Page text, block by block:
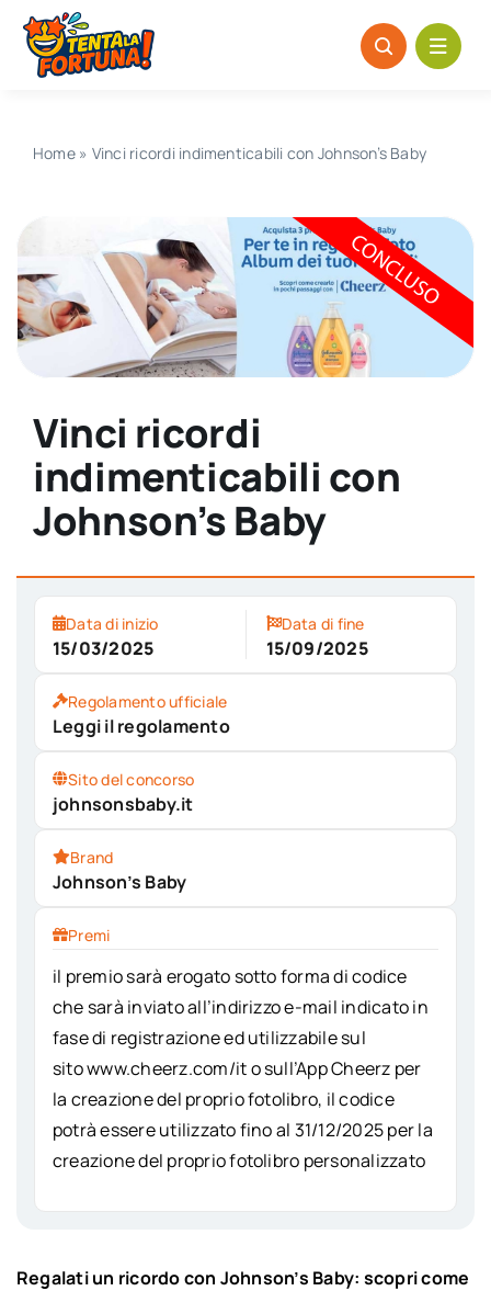
Salta
contenuto
Home» Vinci ricordi indimenticabili con Johnson’s Baby
Vinci ricordi
indimenticabili con
Johnson’s Baby
Data di inizio
15/03/2025
Data di fine
15/09/2025
Regolamento ufficiale
Leggi il regolamento
Sito del concorso
johnsonsbaby.it
Brand
Johnson’s Baby
Premi
il premio sarà erogato sotto forma di codice
che sarà inviato all’indirizzo e-mail indicato in
fase di registrazione ed utilizzabile sul
sito www.cheerz.com/it o sull’App Cheerz per
la creazione del proprio fotolibro, il codice
potrà essere utilizzato fino al 31/12/2025 per la
creazione del proprio fotolibro personalizzato
Regalati un ricordo con Johnson’s Baby: scopri come